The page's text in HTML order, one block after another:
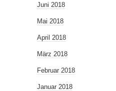
Juni 2018
Mai 2018
April 2018
März 2018
Februar 2018
Januar 2018